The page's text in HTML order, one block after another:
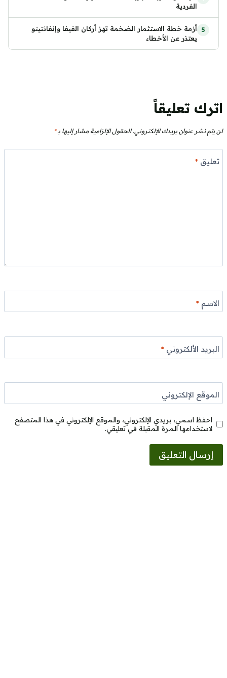
الفردية
أزمة خطة الاستثمار الضخمة تهز أركان الفيفا وإنفانتينو
يعتذر عن الأخطاء
اترك تعليقاً
لن يتم نشر عنوان بريدك الإلكتروني. الحقول الإلزامية مشار إليها بـ*
تعليق*
الاسم*
البريد الألكتروني*
الموقع الإلكتروني
احفظ اسمي، بريدي الإلكتروني، والموقع الإلكتروني في هذا المتصفح
لاستخدامها المرة المقبلة في تعليقي.